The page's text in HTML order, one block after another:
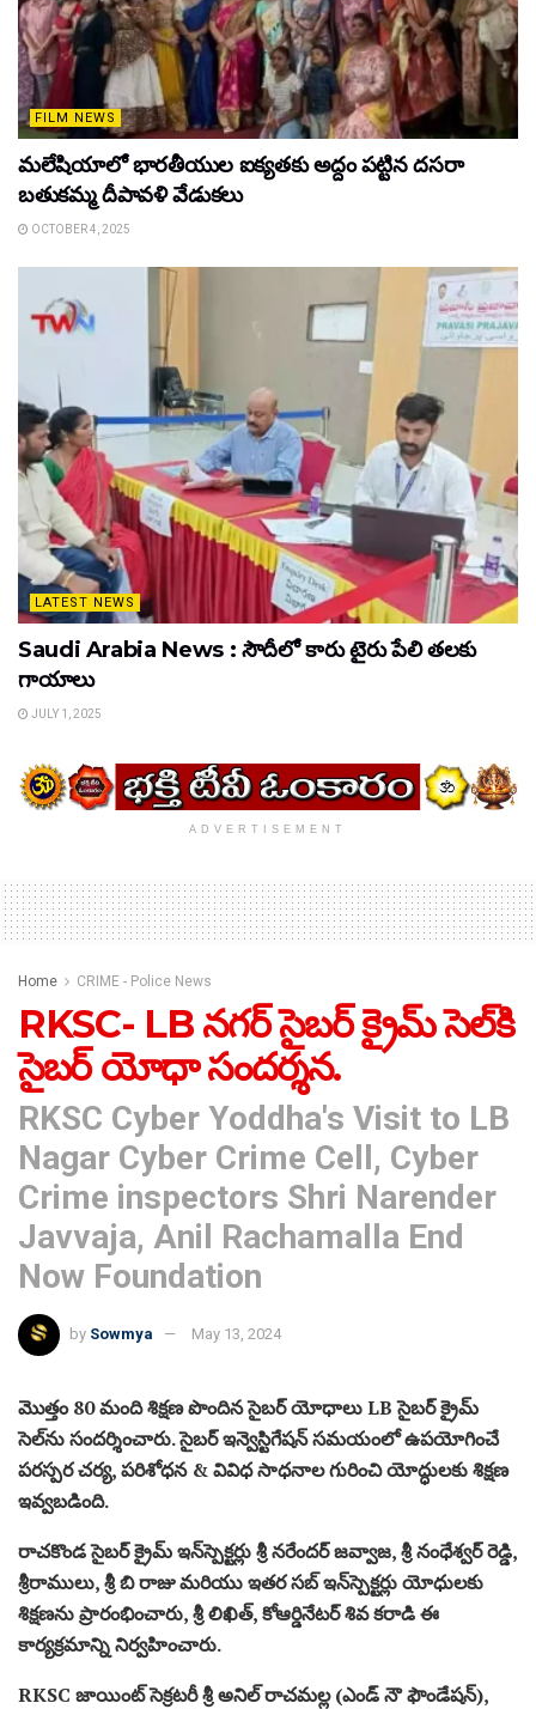
FILM NEWS
మలేషియాలో భారతీయుల ఐక్యతకు అద్దం పట్టిన దసరా
బతుకమ్మ దీపావళి వేడుకలు
OCTOBER 4, 2025
LATEST NEWS
Saudi Arabia News : సౌదీలో కారు టైరు పేలి తలకు
గాయాలు
JULY 1, 2025
ADVERTISEMENT
Home CRIME - Police News
RKSC- LB నగర్ సైబర్ క్రైమ్ సెల్‌కి
సైబర్ యోధా సందర్శన.
RKSC Cyber Yoddha's Visit to LB
Nagar Cyber Crime Cell, Cyber
Crime inspectors Shri Narender
Javvaja, Anil Rachamalla End
Now Foundation
by Sowmya May 13, 2024
మొత్తం 80 మంది శిక్షణ పొందిన సైబర్ యోధాలు LB సైబర్ క్రైమ్
సెల్‌ను సందర్శించారు. సైబర్ ఇన్వెస్టిగేషన్ సమయంలో ఉపయోగించే
పరస్పర చర్య, పరిశోధన & వివిధ సాధనాల గురించి యోద్ధులకు శిక్షణ
ఇవ్వబడింది.
రాచకొండ సైబర్ క్రైమ్ ఇన్‌స్పెక్టర్లు శ్రీ నరేందర్ జవ్వాజ, శ్రీ నంధేశ్వర్ రెడ్డి,
శ్రీరాములు, శ్రీ బి రాజు మరియు ఇతర సబ్ ఇన్‌స్పెక్టర్లు యోధులకు
శిక్షణను ప్రారంభించారు, శ్రీ లిఖిత్, కోఆర్డినేటర్ శివ కరాడి ఈ
కార్యక్రమాన్ని నిర్వహించారు.
RKSC జాయింట్ సెక్రటరీ శ్రీ అనిల్ రాచమల్ల (ఎండ్ నౌ ఫౌండేషన్),